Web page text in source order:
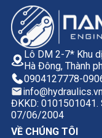
Lô DM 2-7* Khu
Hà Đông, Thành
0904127778-
ĐKKD: 0101501041.
07/06/2004
VỀ CHÚNG TÔI